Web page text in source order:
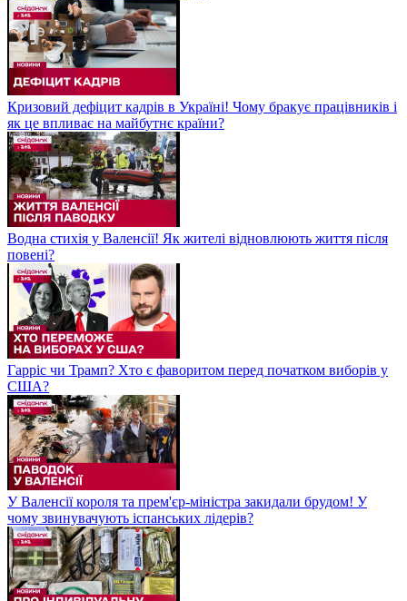
Кризовий дефіцит кадрів в Україні! Чому бракує працівників і
як це впливає на майбутнє країни?
Водна стихія у Валенсії! Як жителі відновлюють життя після
повені?
Гарріс чи Трамп? Хто є фаворитом перед початком виборів у
США?
У Валенсії короля та прем'єр-міністра закидали брудом! У
чому звинувачують іспанських лідерів?